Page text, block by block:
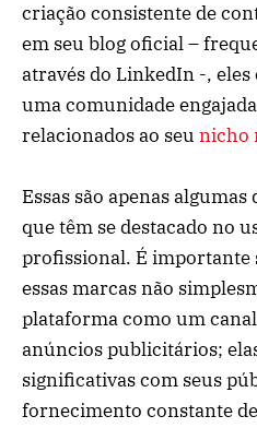
criação consistente de
em seu blog oficial –
através do LinkedIn -,
uma comunidade
relacionados ao seu nicho
Essas são apenas
que têm se destacado no
profissional. É importante
essas marcas não
plataforma como um
anúncios publicitários;
significativas com seus
fornecimento constante